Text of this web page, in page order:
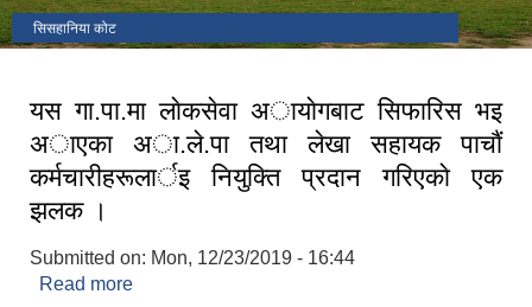
सिसहानिया कोट
यस गा.पा.मा लाेकसेवा अायाेगबाट सिफारिस भइ
अाएका अा.ले.पा तथा लेखा सहायक पाचाैं
कर्मचारीहरूलार्इ नियुक्ति प्रदान गरिएकाे एक
झलक ।
Submitted on: Mon, 12/23/2019 - 16:44
Read more